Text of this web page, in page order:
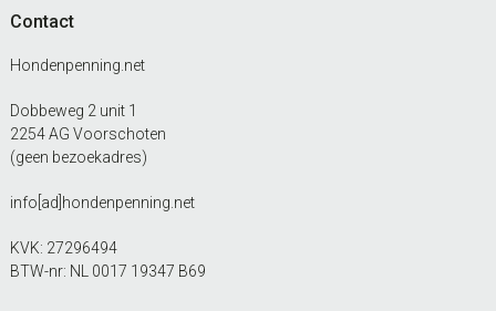
Contact
Hondenpenning.net
Dobbeweg 2 unit 1
2254 AG Voorschoten
(geen bezoekadres)
info[ad]hondenpenning.net
KVK: 27296494
BTW-nr: NL 0017 19347 B69